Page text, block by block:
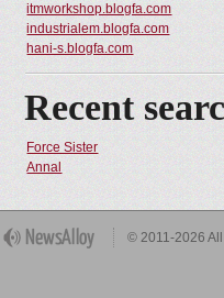
itmworkshop.blogfa.com
industrialem.blogfa.com
hani-s.blogfa.com
Recent
Force Sister
Annal
© 2011-2026